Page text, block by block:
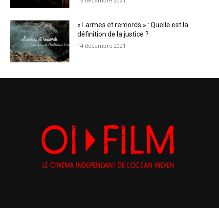
« Larmes et remords » : Quelle est la
définition de la justice ?
14 décembre 2021